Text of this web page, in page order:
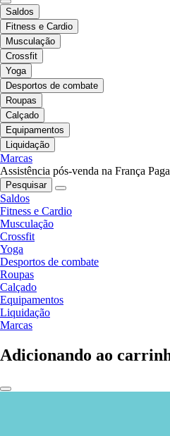
Saldos
Fitness e Cardio
Musculação
Crossfit
Yoga
Desportos de combate
Roupas
Calçado
Equipamentos
Liquidação
Marcas
Assistência pós-venda na França
Pesquisar
Saldos
Fitness e Cardio
Musculação
Crossfit
Yoga
Desportos de combate
Roupas
Calçado
Equipamentos
Liquidação
Marcas
Adicionando ao